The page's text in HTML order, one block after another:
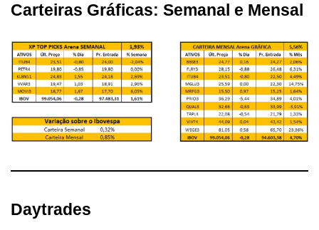
Carteiras Gráficas: Semanal e Mensal
Daytrades